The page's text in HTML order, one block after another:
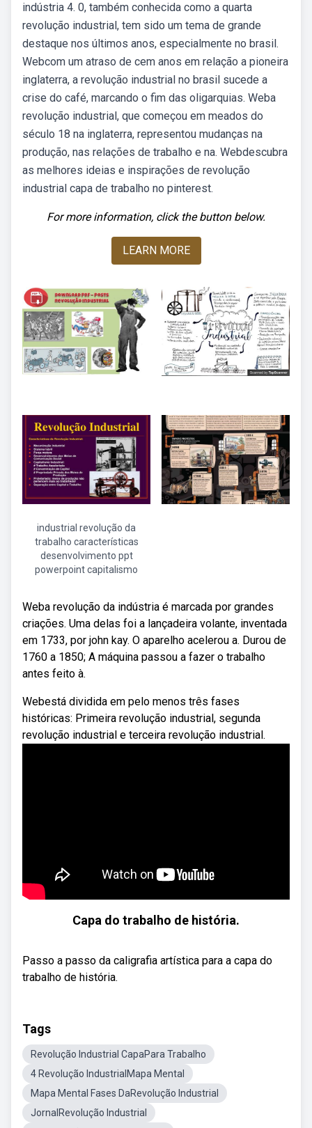
indústria 4. 0, também conhecida como a quarta
revolução industrial, tem sido um tema de grande
destaque nos últimos anos, especialmente no brasil.
Webcom um atraso de cem anos em relação a pioneira
inglaterra, a revolução industrial no brasil sucede a
crise do café, marcando o fim das oligarquias. Weba
revolução industrial, que começou em meados do
século 18 na inglaterra, representou mudanças na
produção, nas relações de trabalho e na. Webdescubra
as melhores ideias e inspirações de revolução
industrial capa de trabalho no pinterest.
For more information, click the button below.
LEARN MORE
industrial revolução da
trabalho características
desenvolvimento ppt
powerpoint capitalismo
Weba revolução da indústria é marcada por grandes
criações. Uma delas foi a lançadeira volante, inventada
em 1733, por john kay. O aparelho acelerou a. Durou de
1760 a 1850; A máquina passou a fazer o trabalho
antes feito à.
Webestá dividida em pelo menos três fases
históricas: Primeira revolução industrial, segunda
revolução industrial e terceira revolução industrial.
Capa do trabalho de história.
Passo a passo da caligrafia artística para a capa do
trabalho de história.
Tags
Revolução Industrial CapaPara Trabalho
4 Revolução IndustrialMapa Mental
Mapa Mental Fases DaRevolução Industrial
JornalRevolução Industrial